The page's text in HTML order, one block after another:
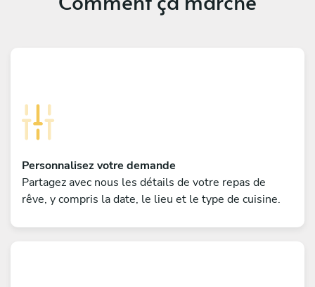
Personnalisez votre demande
Partagez avec nous les détails de votre repas de
rêve, y compris la date, le lieu et le type de cuisine.